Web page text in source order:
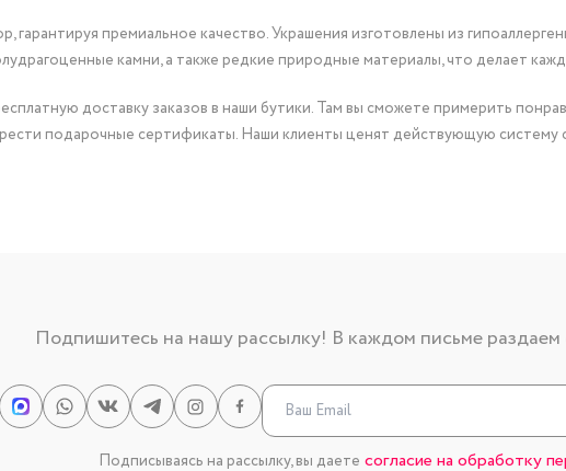
гарантируя премиальное качество. Украшения изготовлены из
камни, а также редкие природные материалы, что делает
доставку заказов в наши бутики. Там вы сможете примерить
подарочные сертификаты. Наши клиенты ценят действующую
Подпишитесь на нашу рассылку! В каждом письме
Подписываясь на рассылку, вы даете согласие на обработку